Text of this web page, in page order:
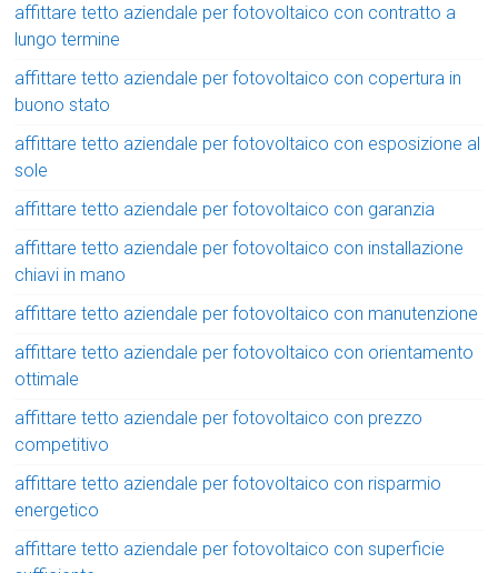
affittare tetto aziendale per fotovoltaico con contratto a
lungo termine
affittare tetto aziendale per fotovoltaico con copertura in
buono stato
affittare tetto aziendale per fotovoltaico con esposizione al
sole
affittare tetto aziendale per fotovoltaico con garanzia
affittare tetto aziendale per fotovoltaico con installazione
chiavi in mano
affittare tetto aziendale per fotovoltaico con manutenzione
affittare tetto aziendale per fotovoltaico con orientamento
ottimale
affittare tetto aziendale per fotovoltaico con prezzo
competitivo
affittare tetto aziendale per fotovoltaico con risparmio
energetico
affittare tetto aziendale per fotovoltaico con superficie